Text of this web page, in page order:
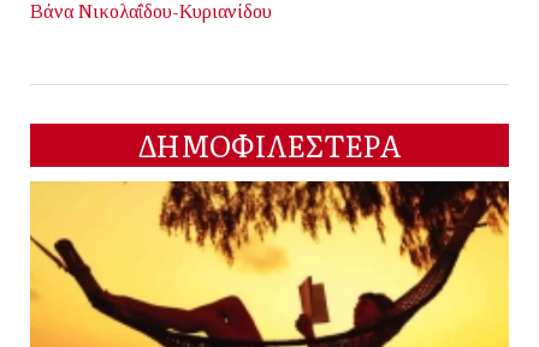
Βάνα Νικολαΐδου-Κυριανίδου
ΔΗΜΟΦΙΛΕΣΤΕΡΑ